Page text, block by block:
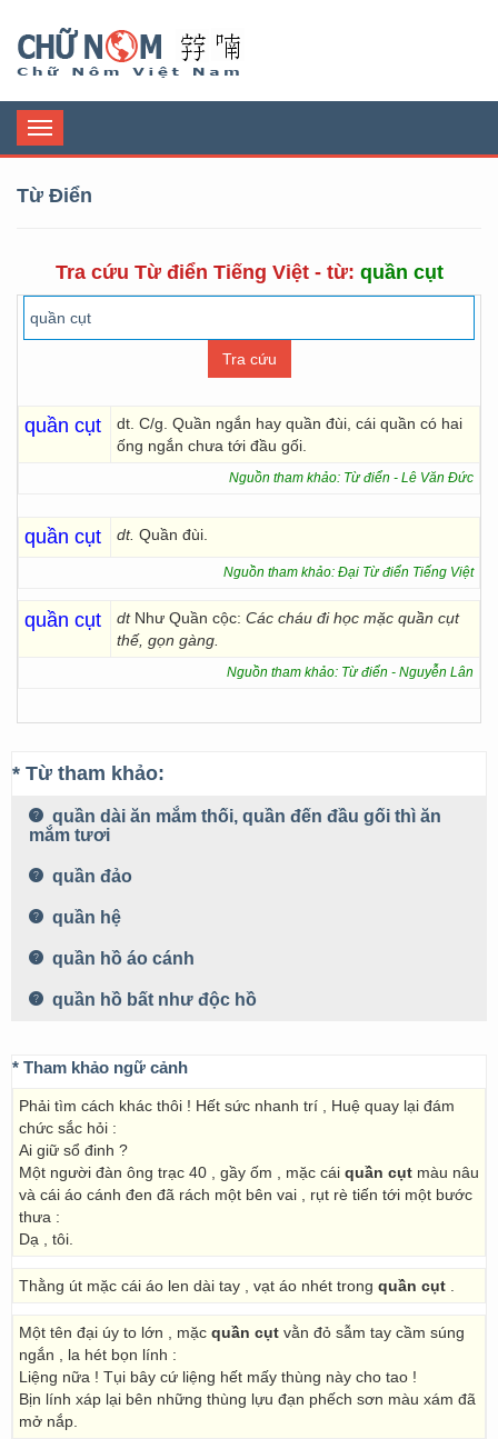
Toggle
navigation
Từ Điển
Tra cứu Từ điển Tiếng Việt - từ: quần cụt
quần cụt
dt. C/g. Quần ngắn hay quần đùi, cái quần có hai
ống ngắn chưa tới đầu gối.
Nguồn tham khảo: Từ điển - Lê Văn Đức
quần cụt dt. Quần đùi.
Nguồn tham khảo: Đại Từ điển Tiếng Việt
quần cụt dt Như Quần cộc: Các cháu đi học mặc quần cụt
thế, gọn gàng.
Nguồn tham khảo: Từ điển - Nguyễn Lân
* Từ tham khảo:
quần dài ăn mắm thối, quần đến đầu gối thì ăn
mắm tươi
quần đảo
quần hệ
quần hồ áo cánh
quần hồ bất như độc hồ
* Tham khảo ngữ cảnh
Phải tìm cách khác thôi ! Hết sức nhanh trí , Huệ quay lại đám
chức sắc hỏi :
Ai giữ sổ đinh ?
Một người đàn ông trạc 40 , gầy ốm , mặc cái quần cụt màu nâu
và cái áo cánh đen đã rách một bên vai , rụt rè tiến tới một bước
thưa :
Dạ , tôi.
Thằng út mặc cái áo len dài tay , vạt áo nhét trong quần cụt
Một tên đại úy to lớn , mặc quần cụt vằn đỏ sẫm tay cầm súng
ngắn , la hét bọn lính :
Liệng nữa ! Tụi bây cứ liệng hết mấy thùng này cho tao !
Bịn lính xáp lại bên những thùng lựu đạn phếch sơn màu xám đã
mở nắp.